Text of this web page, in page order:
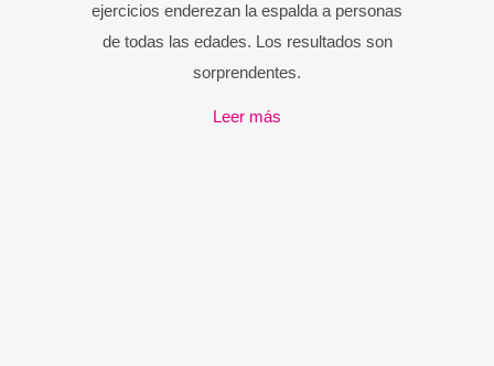
ejercicios enderezan la espalda a personas
de todas las edades. Los resultados son
sorprendentes.
Leer más